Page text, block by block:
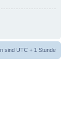
sind UTC + 1 Stunde